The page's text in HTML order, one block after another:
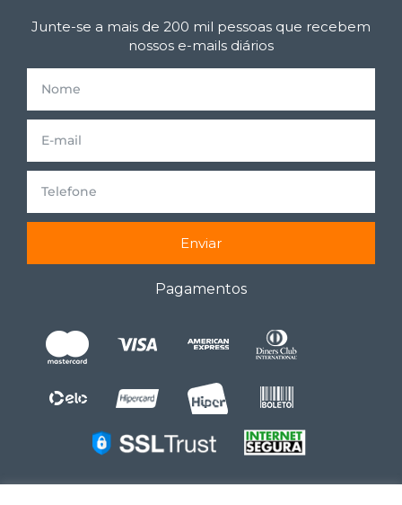
Junte-se a mais de 200 mil pessoas que recebem
nossos e-mails diários
Enviar
Pagamentos